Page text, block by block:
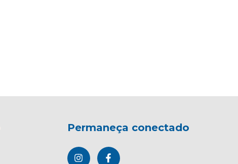
Permaneça conectado